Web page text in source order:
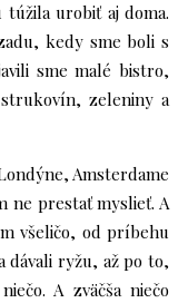
urobiť aj doma.
kedy sme boli s
sme malé bistro,
zeleniny a
Amsterdame
ne prestať myslieť. A
všeličo, od príbehu
dávali ryžu, až po to,
A zväčša niečo